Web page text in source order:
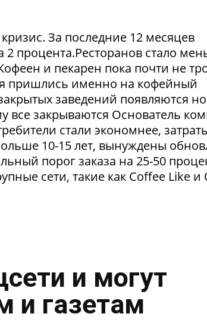
За последние 12 месяцев
2 процента.Ресторанов стало
и пекарен пока почти не
пришлись именно на кофейный
заведений появляются
все закрываются Основатель
стали экономнее,
10-15 лет, вынуждены
порог заказа на 25-50
сети, такие как Coffee Like и
и могут
и газетам